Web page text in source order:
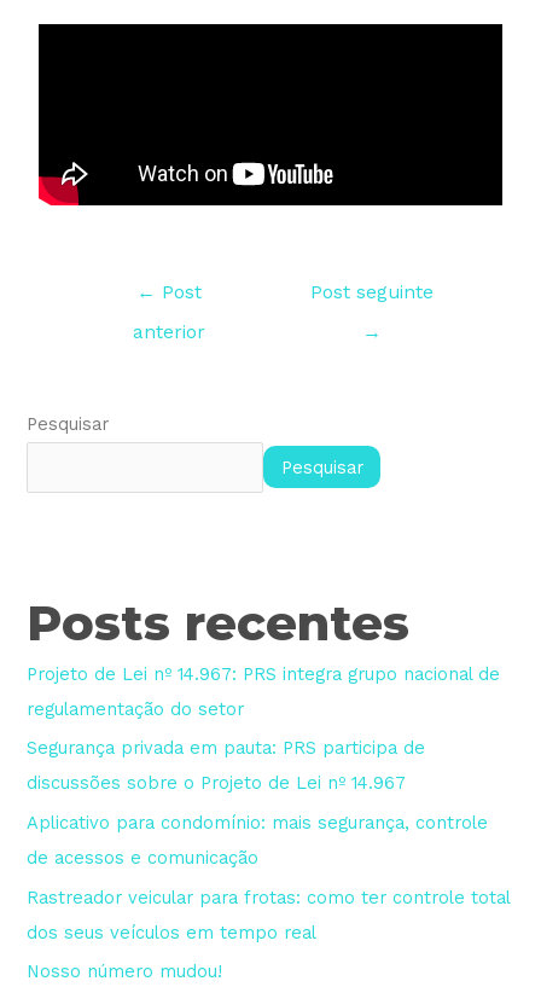
← Post
anterior
Post seguinte
→
Pesquisar
Pesquisar
Posts recentes
Projeto de Lei nº 14.967: PRS integra grupo nacional de
regulamentação do setor
Segurança privada em pauta: PRS participa de
discussões sobre o Projeto de Lei nº 14.967
Aplicativo para condomínio: mais segurança, controle
de acessos e comunicação
Rastreador veicular para frotas: como ter controle total
dos seus veículos em tempo real
Nosso número mudou!